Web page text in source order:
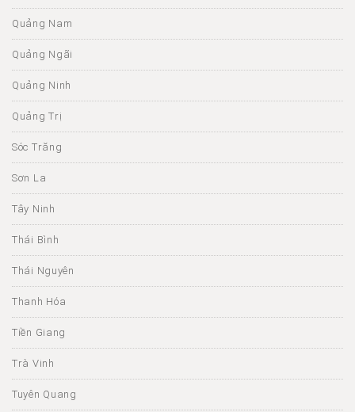
Quảng Nam
Quảng Ngãi
Quảng Ninh
Quảng Trị
Sóc Trăng
Sơn La
Tây Ninh
Thái Bình
Thái Nguyên
Thanh Hóa
Tiền Giang
Trà Vinh
Tuyên Quang